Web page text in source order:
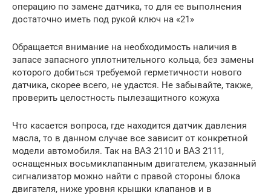
операцию по замене датчика, то для ее выполнения
достаточно иметь под рукой ключ на «21»
Обращается внимание на необходимость наличия в
запасе запасного уплотнительного кольца, без замены
которого добиться требуемой герметичности нового
датчика, скорее всего, не удастся. Не забывайте, также,
проверить целостность пылезащитного кожуха
Что касается вопроса, где находится датчик давления
масла, то в данном случае все зависит от конкретной
модели автомобиля. Так на ВАЗ 2110 и ВАЗ 2111,
оснащенных восьмиклапанным двигателем, указанный
сигнализатор можно найти с правой стороны блока
двигателя, ниже уровня крышки клапанов и в